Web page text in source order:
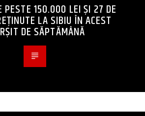
PESTE 150.000 LEI ȘI 27 DE
LA SIBIU ÎN ACEST
DE SĂPTĂMÂNĂ